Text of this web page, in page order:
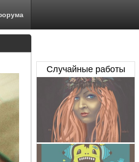
Случайные работы